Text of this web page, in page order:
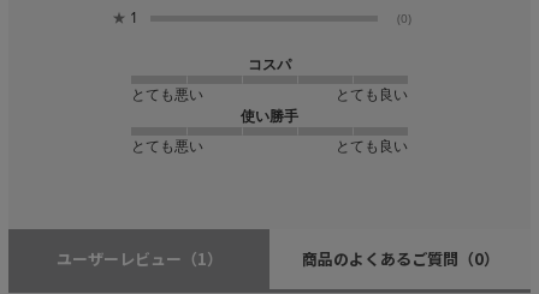
★ 1 (0)
コスパ
とても悪い
とても良い
使い勝手
とても悪い
とても良い
ユーザーレビュー （1） 商品のよくあるご質問 （0）